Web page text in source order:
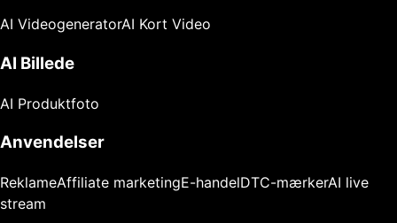
AI VideogeneratorAI Kort Video
AI Billede
AI Produktfoto
Anvendelser
ReklameAffiliate marketingE-handelDTC-mærkerAI live
stream